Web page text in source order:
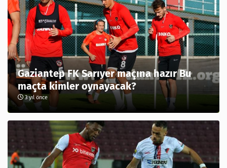
Gaziantep FK Sarıyer maçına hazır Bu
maçta kimler oynayacak?
3 yıl önce